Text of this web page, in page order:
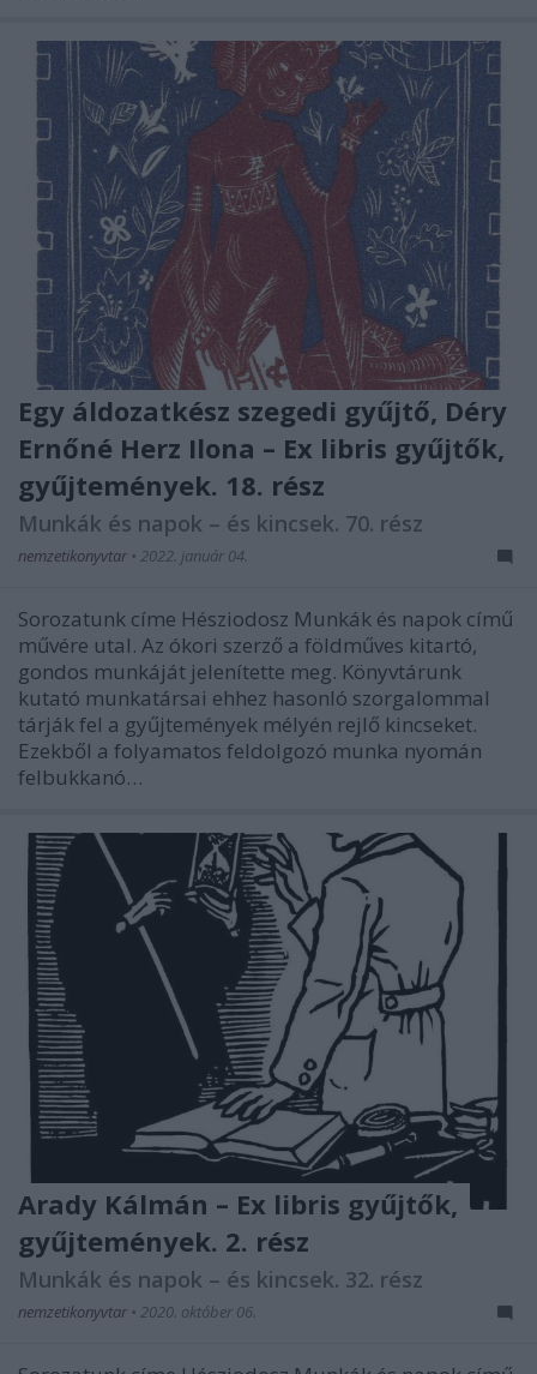
Egy áldozatkész szegedi gyűjtő, Déry
Ernőné Herz Ilona – Ex libris gyűjtők,
gyűjtemények. 18. rész
Munkák és napok – és kincsek. 70. rész
nemzetikonyvtar • 2022. január 04.
Sorozatunk címe Hésziodosz Munkák és napok című
művére utal. Az ókori szerző a földműves kitartó,
gondos munkáját jelenítette meg. Könyvtárunk
kutató munkatársai ehhez hasonló szorgalommal
tárják fel a gyűjtemények mélyén rejlő kincseket.
Ezekből a folyamatos feldolgozó munka nyomán
felbukkanó…
Arady Kálmán – Ex libris gyűjtők,
gyűjtemények. 2. rész
Munkák és napok – és kincsek. 32. rész
nemzetikonyvtar • 2020. október 06.